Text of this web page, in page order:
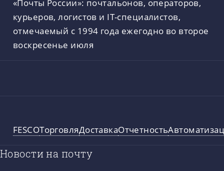
«Почты России»: почтальонов, операторов,
курьеров, логистов и IT-специалистов,
отмечаемый с 1994 года ежегодно во второе
воскресенье июля
FESCOТорговляДоставкаОтчетность
Новости на почту